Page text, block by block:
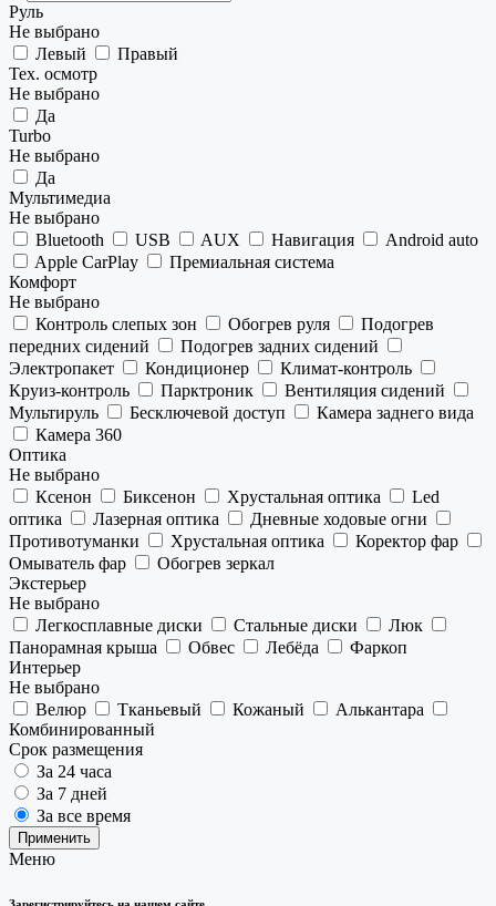
Руль
Не выбрано
Левый
Правый
Тех. осмотр
Не выбрано
Да
Turbo
Не выбрано
Да
Мультимедиа
Не выбрано
Bluetooth
USB AUX Навигация
Android auto
Apple CarPlay
Премиальная система
Комфорт
Не выбрано
Контроль слепых зон
Обогрев руля
Подогрев
передних сидений
Подогрев задних сидений
Электропакет
Кондиционер
Климат-контроль
Круиз-контроль
Парктроник
Вентиляция сидений
Мультируль
Бесключевой доступ
Камера заднего вида
Камера 360
Оптика
Не выбрано
Ксенон
Биксенон Хрустальная оптика
Led
оптика
Лазерная оптика
Дневные ходовые огни
Противотуманки
Хрустальная оптика
Коректор фар
Омыватель фар
Обогрев зеркал
Экстерьер
Не выбрано
Легкосплавные диски
Стальные диски
Люк
Панорамная крыша
Обвес Лебёда
Фаркоп
Интерьер
Не выбрано
Велюр
Тканьевый Кожаный
Алькантара
Комбинированный
Срок размещения
За 24 часа
За 7 дней
За все время
Применить
Меню